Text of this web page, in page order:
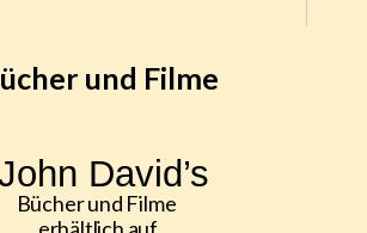
und Filme
David’s
Bücher und Filme